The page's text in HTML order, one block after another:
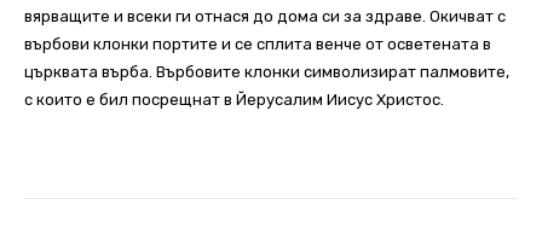
вярващите и всеки ги отнася до дома си за здраве. Окичват с
върбови клонки портите и се сплита венче от осветената в
църквата върба. Върбовите клонки символизират палмовите,
с които е бил посрещнат в Йерусалим Иисус Христос.